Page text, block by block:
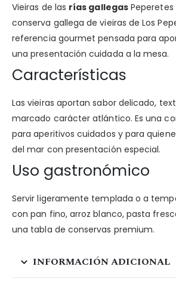
Vieiras de las rías gallegasPeperetes
conserva gallega de vieiras de Los
referencia gourmet pensada para
una presentación cuidada a la mesa.
Características
Las vieiras aportan sabor delicado,
marcado carácter atlántico. Es una
para aperitivos cuidados y para
del mar con presentación especial.
Uso gastronómico
Servir ligeramente templada o a
con pan fino, arroz blanco, pasta
una tabla de conservas premium.
INFORMACIÓN ADICIONAL